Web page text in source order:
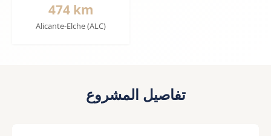
474 km
Alicante-Elche (ALC)
تفاصيل المشروع